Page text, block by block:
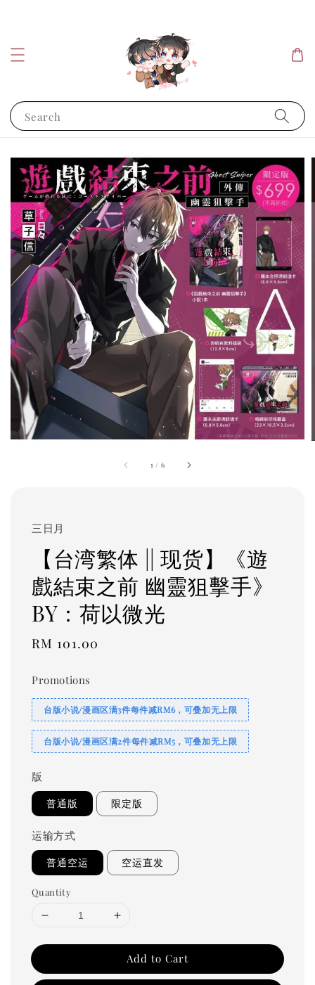
Search
1 / 6
三日月
【台湾繁体 || 现货】《遊
戲結束之前 幽靈狙擊手》
BY：荷以微光
Regular
RM 101.00
Promotions
台版小说/漫画区满3件每件减RM6，可叠加无上限
台版小说/漫画区满2件每件减RM5，可叠加无上限
版
普通版 限定版
运输方式
普通空运 空运直发
Quantity
Add to Cart